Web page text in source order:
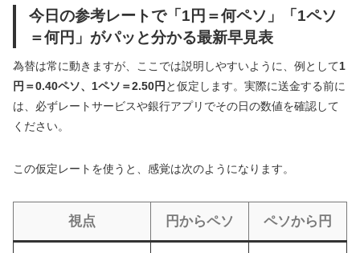
今日の参考レートで「1円＝何ペソ」「1ペソ
＝何円」がパッと分かる最新早見表
為替は常に動きますが、ここでは説明しやすいように、例として1
円＝0.40ペソ、1ペソ＝2.50円 と仮定します。実際に送金する前に
は、必ずレートサービスや銀行アプリでその日の数値を確認して
ください。
この仮定レートを使うと、感覚は次のようになります。
視点 円からペソ ペソから円